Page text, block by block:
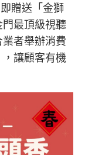
贈送「金獅
最頂級視聽
者舉辦消費
讓顧客有機